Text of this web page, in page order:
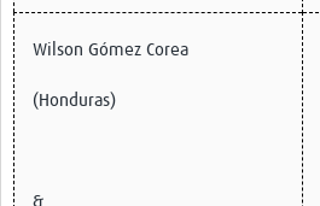
Wilson Gómez Corea
(Honduras)
&